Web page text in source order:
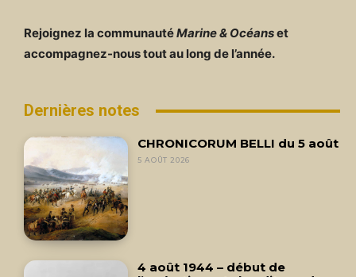
Rejoignez la communautéMarine & Océanset
accompagnez-nous tout au long de l’année.
Dernières notes
CHRONICORUM BELLI du 5 août
5 AOÛT 2026
4 août 1944 – début de